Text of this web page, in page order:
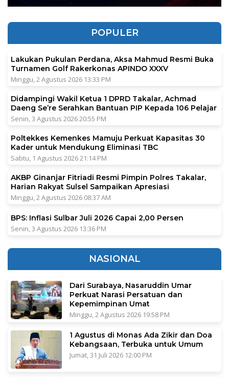
POPULER
Lakukan Pukulan Perdana, Aksa Mahmud Resmi Buka
Turnamen Golf Rakerkonas APINDO XXXV
Minggu, 2 Agustus 2026 13:33 PM
Didampingi Wakil Ketua 1 DPRD Takalar, Achmad
Daeng Se’re Serahkan Bantuan PIP Kepada 106 Pelajar
Senin, 3 Agustus 2026 20:55 PM
Poltekkes Kemenkes Mamuju Perkuat Kapasitas 30
Kader untuk Mendukung Eliminasi TBC
Sabtu, 1 Agustus 2026 21:14 PM
AKBP Ginanjar Fitriadi Resmi Pimpin Polres Takalar,
Harian Rakyat Sulsel Sampaikan Apresiasi
Minggu, 2 Agustus 2026 08:37 AM
BPS: Inflasi Sulbar Juli 2026 Capai 2,00 Persen
Senin, 3 Agustus 2026 13:36 PM
NASIONAL
Dari Surabaya, Nasaruddin Umar
Perkuat Narasi Persatuan dan
Kepemimpinan Umat
Minggu, 2 Agustus 2026 19:58 PM
1 Agustus di Monas Ada Zikir dan Doa
Kebangsaan, Terbuka untuk Umum
Jumat, 31 Juli 2026 12:00 PM